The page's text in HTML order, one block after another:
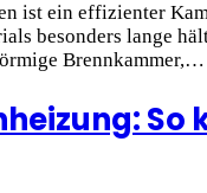
ist ein effizienter
besonders lange
Brennkammer,…
So